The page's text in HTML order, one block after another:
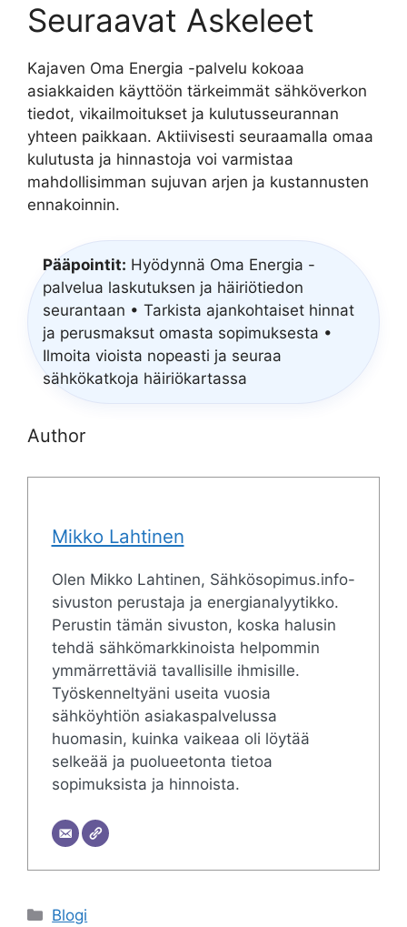
Seuraavat Askeleet
Kajaven Oma Energia -palvelu kokoaa
asiakkaiden käyttöön tärkeimmät sähköverkon
tiedot, vikailmoitukset ja kulutusseurannan
yhteen paikkaan. Aktiivisesti seuraamalla omaa
kulutusta ja hinnastoja voi varmistaa
mahdollisimman sujuvan arjen ja kustannusten
ennakoinnin.
Pääpointit: Hyödynnä Oma Energia -
palvelua laskutuksen ja häiriötiedon
seurantaan • Tarkista ajankohtaiset hinnat
ja perusmaksut omasta sopimuksesta •
Ilmoita vioista nopeasti ja seuraa
sähkökatkoja häiriökartassa
Author
Mikko Lahtinen
Olen Mikko Lahtinen, Sähkösopimus.info-
sivuston perustaja ja energianalyytikko.
Perustin tämän sivuston, koska halusin
tehdä sähkömarkkinoista helpommin
ymmärrettäviä tavallisille ihmisille.
Työskenneltyäni useita vuosia
sähköyhtiön asiakaspalvelussa
huomasin, kuinka vaikeaa oli löytää
selkeää ja puolueetonta tietoa
sopimuksista ja hinnoista.
Categories
Blogi